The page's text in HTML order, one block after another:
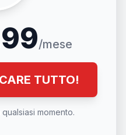
/mese
TUTTO!
momento.